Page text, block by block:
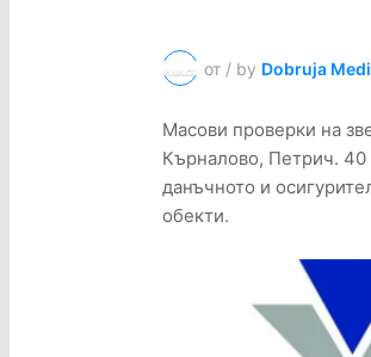
от / by Dobruja
Масови проверки на
Кърналово, Петрич. 40
данъчното и
обекти.